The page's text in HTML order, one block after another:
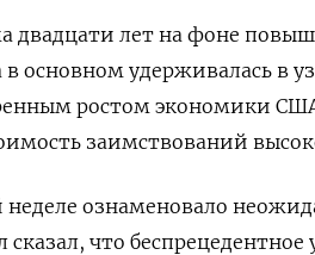
двадцати лет на фоне
основном удерживалась в
ростом экономики
заимствований
ознаменовало
что